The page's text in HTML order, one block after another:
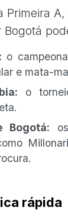
Primeira
Bogotá
o
e mata-
o
Bogotá:
rápida